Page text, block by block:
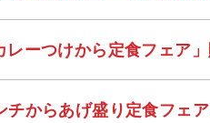
ーつけから定食フェア」
からあげ盛り定食フェア